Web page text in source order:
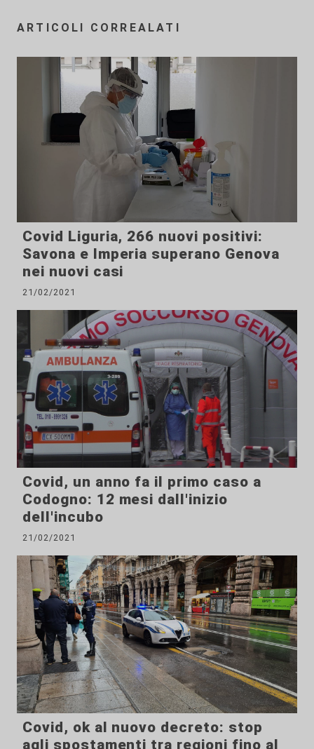
ARTICOLI CORREALATI
Covid Liguria, 266 nuovi positivi:
Savona e Imperia superano Genova
nei nuovi casi
21/02/2021
Covid, un anno fa il primo caso a
Codogno: 12 mesi dall'inizio
dell'incubo
21/02/2021
Covid, ok al nuovo decreto: stop
agli spostamenti tra regioni fino al